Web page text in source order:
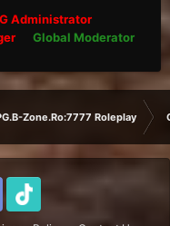
Administrator
Global Moderator
Zone.Ro:7777 Roleplay